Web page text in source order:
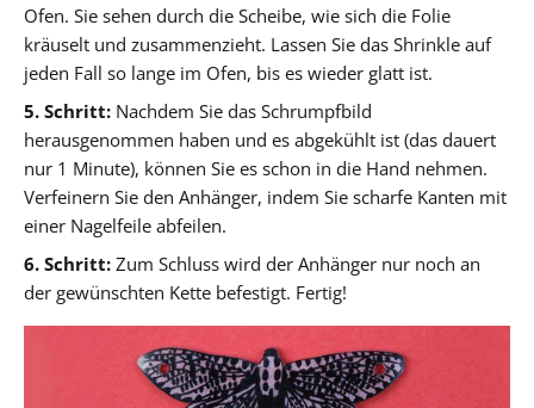
Ofen. Sie sehen durch die Scheibe, wie sich die Folie
kräuselt und zusammenzieht. Lassen Sie das Shrinkle auf
jeden Fall so lange im Ofen, bis es wieder glatt ist.
5. Schritt: Nachdem Sie das Schrumpfbild
herausgenommen haben und es abgekühlt ist (das dauert
nur 1 Minute), können Sie es schon in die Hand nehmen.
Verfeinern Sie den Anhänger, indem Sie scharfe Kanten mit
einer Nagelfeile abfeilen.
6. Schritt: Zum Schluss wird der Anhänger nur noch an
der gewünschten Kette befestigt. Fertig!